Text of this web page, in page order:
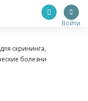
Войти
скрининга,
болезни